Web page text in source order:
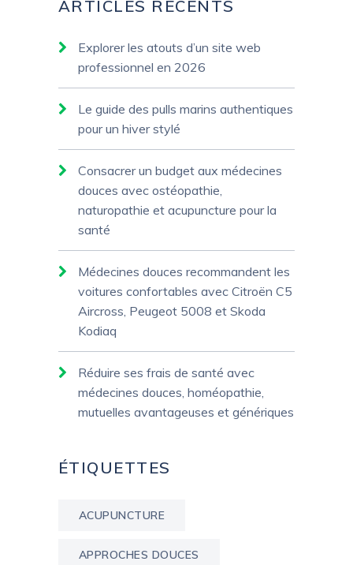
ARTICLES RÉCENTS
Explorer les atouts d’un site web
professionnel en 2026
Le guide des pulls marins authentiques
pour un hiver stylé
Consacrer un budget aux médecines
douces avec ostéopathie,
naturopathie et acupuncture pour la
santé
Médecines douces recommandent les
voitures confortables avec Citroën C5
Aircross, Peugeot 5008 et Skoda
Kodiaq
Réduire ses frais de santé avec
médecines douces, homéopathie,
mutuelles avantageuses et génériques
ÉTIQUETTES
ACUPUNCTURE
APPROCHES DOUCES